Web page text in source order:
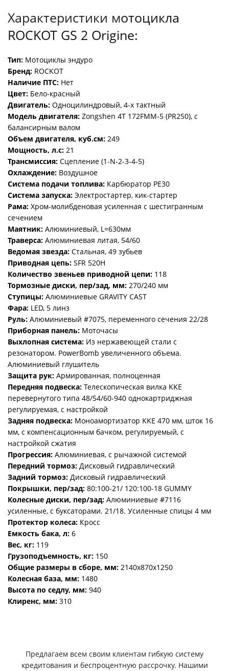
Характеристики мотоцикла
ROCKOT GS 2 Origine:
Тип: Мотоциклы эндуро
Бренд: ROCKOT
Наличие ПТС: Нет
Цвет: Бело-красный
Двигатель: Одноцилиндровый, 4-х тактный
Модель двигателя: Zongshen 4Т 172FMM-5 (PR250), с
балансирным валом
Объем двигателя, куб.см: 249
Мощность, л.с: 21
Трансмиссия: Сцепление (1-N-2-3-4-5)
Охлаждение: Воздушное
Система подачи топлива: Карбюратор PE30
Система запуска: Электростартер, кик-стартер
Рама: Хром-молибденовая усиленная с шестигранным
сечением
Маятник: Алюминиевый, L=630мм
Траверса: Алюминиевая литая, 54/60
Ведомая звезда: Стальная, 49 зубьев
Приводная цепь: SFR 520H
Количество звеньев приводной цепи: 118
Тормозные диски, пер/зад, мм: 270/240 мм
Ступицы: Алюминиевые GRAVITY CAST
Фара: LED, 5 линз
Руль: Алюминиевый #7075, переменного сечения 22/28
Приборная панель: Моточасы
Выхлопная система: Из нержавеющей стали с
резонатором. PowerBomb увеличенного объема.
Алюминиевый глушитель
Защита рук: Армированная, полноценная
Передняя подвеска: Телескопическая вилка KKE
перевернутого типа 48/54/60-940 однокартриджная
регулируемая, с настройкой
Задняя подвеска: Моноамортизатор KKE 470 мм, шток 16
мм, с компенсационным бачком, регулируемый, с
настройкой сжатия
Прогрессия: Алюминиевая, с рычажной системой
Передний тормоз: Дисковый гидравлический
Задний тормоз: Дисковый гидравлический
Покрышки, пер/зад: 80:100-21/ 120:100-18 GUMMY
Колесные диски, пер/зад: Алюминиевые #7116
усиленные, с буксаторами. 21/18. Усиленные спицы 4 мм
Протектор колеса: Кросс
Емкость бака, л: 6
Вес, кг: 119
Грузоподъемность, кг: 150
Общие размеры в сборе, мм: 2140х870х1250
Колесная база, мм: 1480
Высота по седлу, мм: 940
Клиренс, мм: 310
Предлагаем всем своим клиентам гибкую систему
кредитования и беспроцентную рассрочку. Нашими